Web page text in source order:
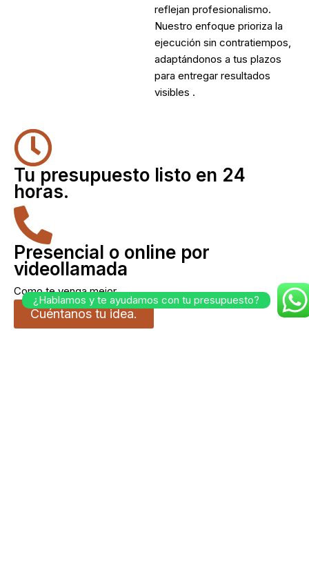
reflejan profesionalismo.
Nuestro enfoque prioriza la
ejecución sin contratiempos,
adaptándonos a tus plazos
para entregar resultados
visibles .
Tu presupuesto listo en 24
horas.
Presencial o online por
videollamada
Como te venga mejor.
Cuéntanos tu idea.
¿Hablamos y te ayudamos con tu presupuesto?